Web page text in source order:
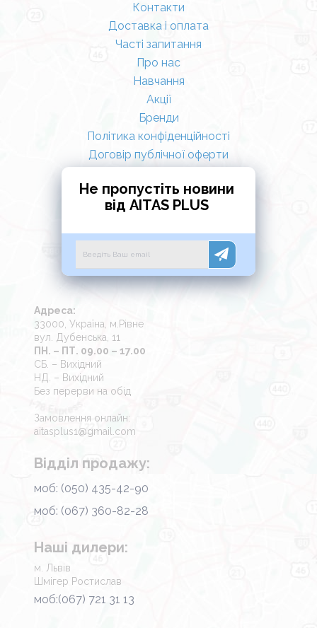
Контакти
Доставка і оплата
Часті запитання
Про нас
Навчання
Акції
Бренди
Політика конфіденційності
Договір публічної оферти
Не пропустіть новини
від AITAS PLUS
Адреса:
33000, Україна, м.Рівне
вул. Дубенська, 11
ПН. – ПТ. 09.00 – 17.00
СБ. – Вихідний
НД. – Вихідний
Без перерви на обід
Замовлення онлайн:
aitasplus1@gmail.com
Відділ продажу:
моб: (050) 435-42-90
моб: (067) 360-82-28
Наші дилери:
м. Львів
Шмігер Ростислав
моб:(067) 721 31 13